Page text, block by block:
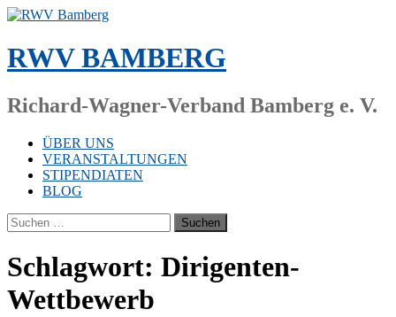
Zum
springen
RWV BAMBERG
Richard-Wagner-Verband Bamberg e. V.
ÜBER UNS
VERANSTALTUNGEN
STIPENDIATEN
BLOG
Suchen
nach:
Schlagwort: Dirigenten-
Wettbewerb